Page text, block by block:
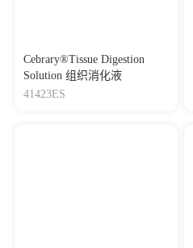
Cebrary®Tissue Digestion
Solution 组织消化液
41423ES